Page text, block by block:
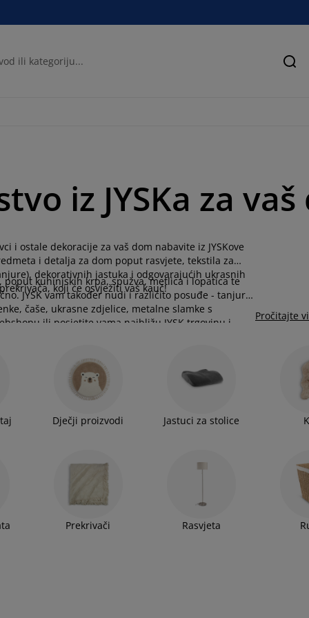
iz JYSKa za
i ostale dekoracije za vaš dom nabavite iz JYSKove
i detalja za dom poput rasvjete, tekstila za
dekorativnih jastuka i odgovarajućih ukrasnih
koji će osvježiti vaš kauč!
poput kuhinjskih krpa, spužva, metlica i lopatica te
JYSK vam također nudi i različito posuđe - tanjure,
čaše, ukrasne zdjelice, metalne slamke s
ili posjetite vama najbližu JYSK trgovinu i
Pročitajte
Dječji proizvodi Jastuci za stolice
Prekrivači Rasvjeta